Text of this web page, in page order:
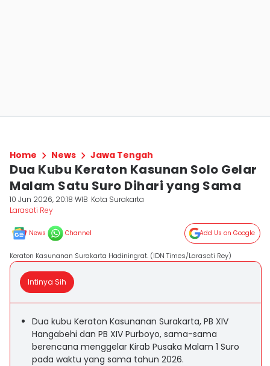
Home News Jawa Tengah
Dua Kubu Keraton Kasunan Solo Gelar
Malam Satu Suro Dihari yang Sama
10 Jun 2026, 20:18 WIB Kota Surakarta
Larasati Rey
News Channel Add Us on Google
Keraton Kasunanan Surakarta Hadiningrat. (IDN Times/Larasati Rey)
Intinya Sih
Dua kubu Keraton Kasunanan Surakarta, PB XIV
Hangabehi dan PB XIV Purboyo, sama-sama
berencana menggelar Kirab Pusaka Malam 1 Suro
pada waktu yang sama tahun 2026.